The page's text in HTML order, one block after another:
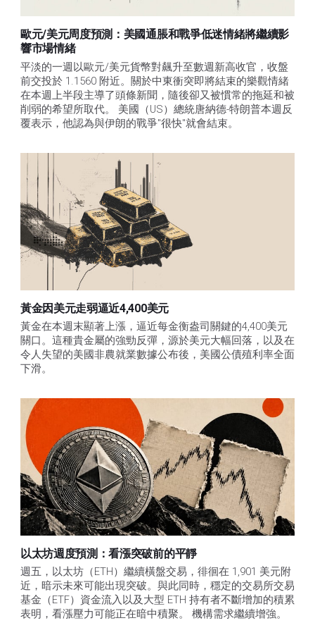
歐元/美元周度預測：美國通脹和戰爭低迷情緒將繼續影
響市場情緒
平淡的一週以歐元/美元貨幣對飆升至數週新高收官，收盤
前交投於 1.1560 附近。關於中東衝突即將結束的樂觀情緒
在本週上半段主導了頭條新聞，隨後卻又被慣常的拖延和被
削弱的希望所取代。 美國（US）總統唐納德-特朗普本週反
覆表示，他認為與伊朗的戰爭"很快"就會結束。
黃金因美元走弱逼近4,400美元
黃金在本週末顯著上漲，逼近每金衡盎司關鍵的4,400美元
關口。這種貴金屬的強勁反彈，源於美元大幅回落，以及在
令人失望的美國非農就業數據公布後，美國公債殖利率全面
下滑。
以太坊週度預測：看漲突破前的平靜
週五，以太坊（ETH）繼續橫盤交易，徘徊在 1,901 美元附
近，暗示未來可能出現突破。與此同時，穩定的交易所交易
基金（ETF）資金流入以及大型 ETH 持有者不斷增加的積累
表明，看漲壓力可能正在暗中積聚。 機構需求繼續增強。